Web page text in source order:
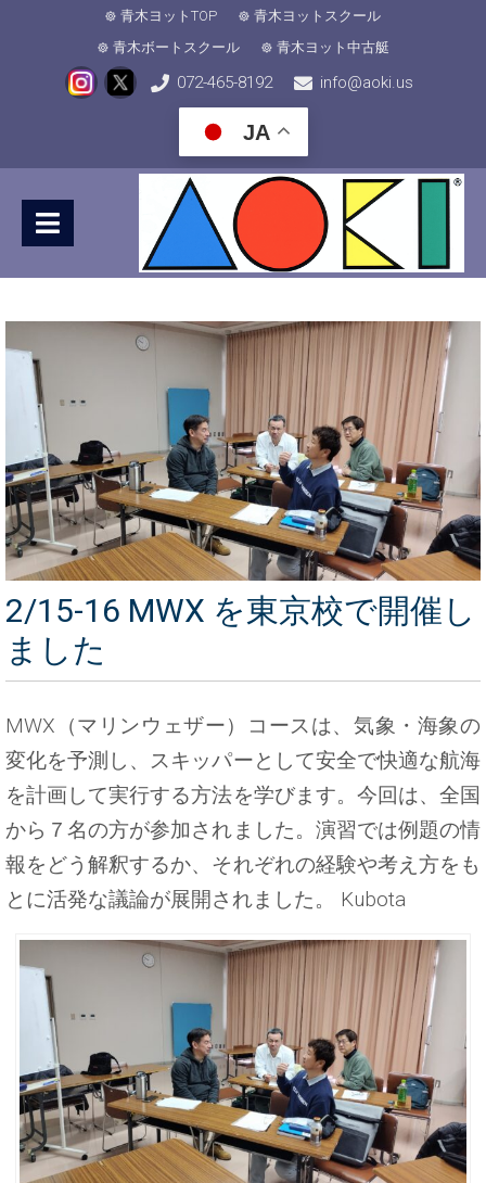
青木ヨットTOP
青木ヨットスクール
青木ボートスクール
青木ヨット中古艇
072-465-8192 info@aoki.us
JA
2/15-16 MWX を東京校で開催し
ました
MWX（マリンウェザー）コースは、気象・海象の
変化を予測し、スキッパーとして安全で快適な航海
を計画して実行する方法を学びます。今回は、全国
から７名の方が参加されました。演習では例題の情
報をどう解釈するか、それぞれの経験や考え方をも
とに活発な議論が展開されました。 Kubota